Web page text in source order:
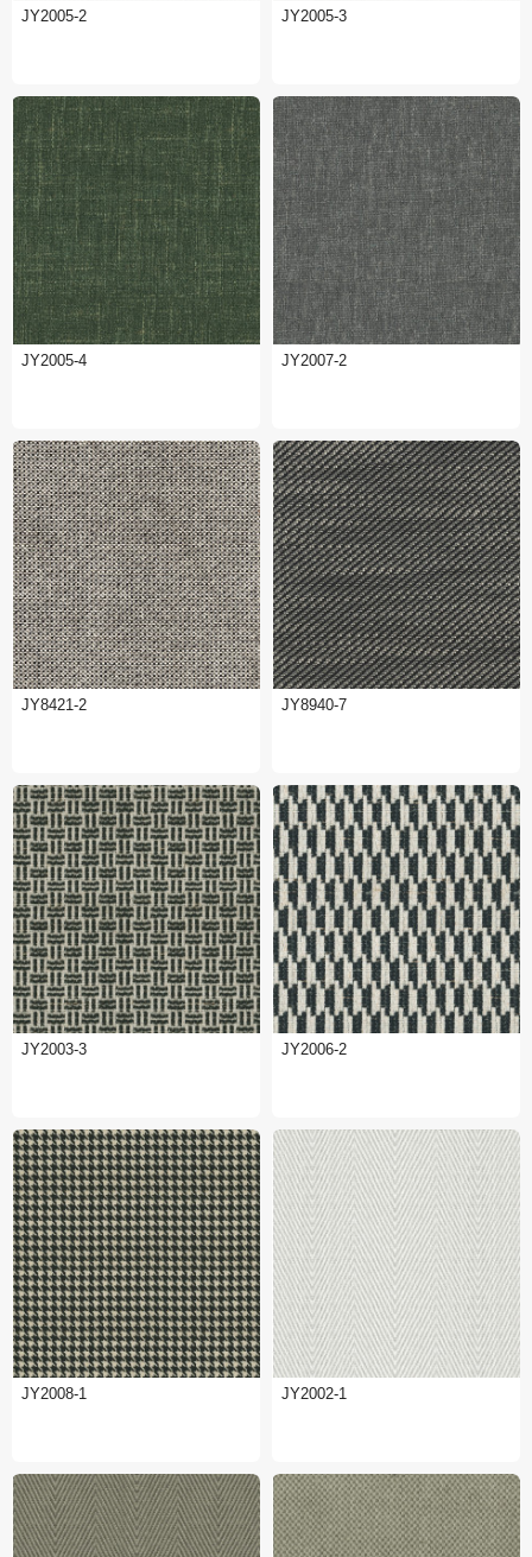
JY2005-2 JY2005-3
JY2005-4 JY2007-2
JY8421-2 JY8940-7
JY2003-3 JY2006-2
JY2008-1 JY2002-1